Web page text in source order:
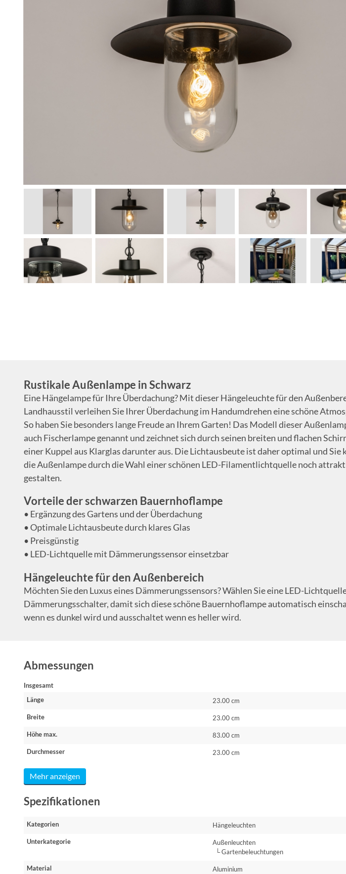
Rustikale Außenlampe in Schwarz
Eine Hängelampe für Ihre Überdachung? Mit dieser Hängeleuchte für den
Landhausstil verleihen Sie Ihrer Überdachung im Handumdrehen eine schöne
So haben Sie besonders lange Freude an Ihrem Garten! Das Modell dieser
auch Fischerlampe genannt und zeichnet sich durch seinen breiten und flachen
einer Kuppel aus Klarglas darunter aus. Die Lichtausbeute ist daher optimal und Sie
die Außenlampe durch die Wahl einer schönen LED-Filamentlichtquelle noch
gestalten.
Vorteile der schwarzen Bauernhoflampe
• Ergänzung des Gartens und der Überdachung
• Optimale Lichtausbeute durch klares Glas
• Preisgünstig
• LED-Lichtquelle mit Dämmerungssensor einsetzbar
Hängeleuchte für den Außenbereich
Möchten Sie den Luxus eines Dämmerungssensors? Wählen Sie eine LED-
Dämmerungsschalter, damit sich diese schöne Bauernhoflampe automatisch
wenn es dunkel wird und ausschaltet wenn es heller wird.
Abmessungen
Insgesamt
Länge
23.00 cm
Breite 23.00 cm
Höhe max. 83.00 cm
Durchmesser 23.00 cm
Mehr anzeigen
Spezifikationen
Kategorien Hängeleuchten
Unterkategorie
Außenleuchten
└ Gartenbeleuchtungen
Material
Aluminium